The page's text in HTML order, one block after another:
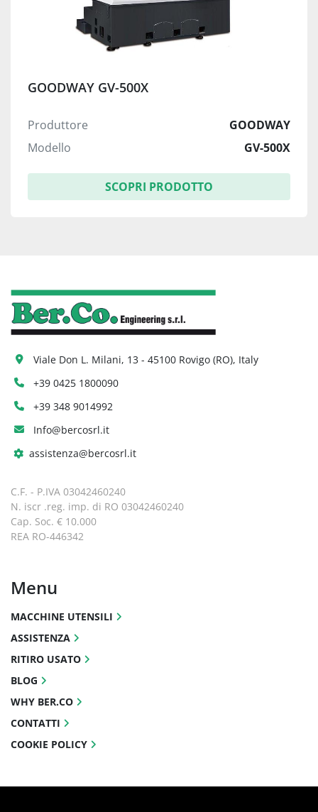
GOODWAY GV-500X
Produttore
GOODWAY
Modello
GV-500X
SCOPRI PRODOTTO
Viale Don L. Milani, 13 - 45100 Rovigo (RO), Italy
+39 0425 1800090
+39 348 9014992
Info@bercosrl.it
assistenza@bercosrl.it
C.F. - P.IVA 03042460240
N. iscr .reg. imp. di RO 03042460240
Cap. Soc. € 10.000
REA RO-446342
Menu
MACCHINE UTENSILI
ASSISTENZA
RITIRO USATO
BLOG
WHY BER.CO
CONTATTI
COOKIE POLICY